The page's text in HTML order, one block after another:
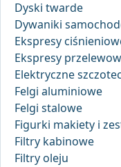
Dyski twarde
Dywaniki
Ekspresy
Ekspresy
Elektryczne
Felgi aluminiowe
Felgi stalowe
Figurki makiety i
Filtry kabinowe
Filtry oleju